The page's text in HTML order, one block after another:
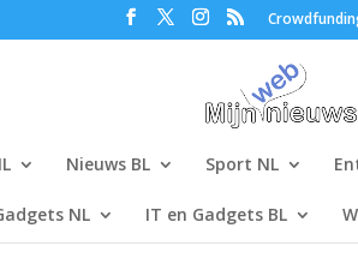
Nieuws BL Sport NL
NL IT en Gadgets BL